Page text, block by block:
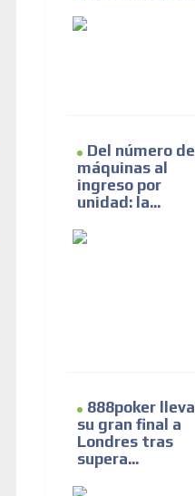
Del número de
máquinas al
ingreso por
unidad: la...
888poker lleva
su gran final a
Londres tras
supera...